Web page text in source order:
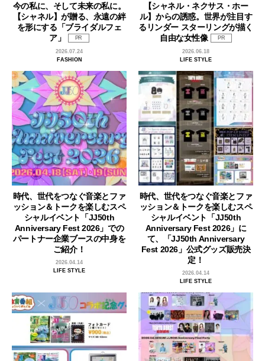
今の私に、そして未来の私に。
【シャネル】が贈る、永遠の絆
を形にする「ブライダルフェ
ア」
PR
2026.07.24
FASHION
【シャネル・ネクサス・ホー
ル】からの誘惑。世界が注目す
るリンダー スターリングが描く
自由な女性像
PR
2026.06.18
LIFE STYLE
時代、世代をつなぐ音楽とファ
ッション＆トークを楽しむスペ
シャルイベント「JJ50th
Anniversary Fest 2026」での
パートナー企業ブースの中身を
ご紹介！
2026.04.14
LIFE STYLE
時代、世代をつなぐ音楽とファ
ッション＆トークを楽しむスペ
シャルイベント「JJ50th
Anniversary Fest 2026」に
て、「JJ50th Anniversary
Fest 2026」公式グッズ販売決
定！
2026.04.14
LIFE STYLE